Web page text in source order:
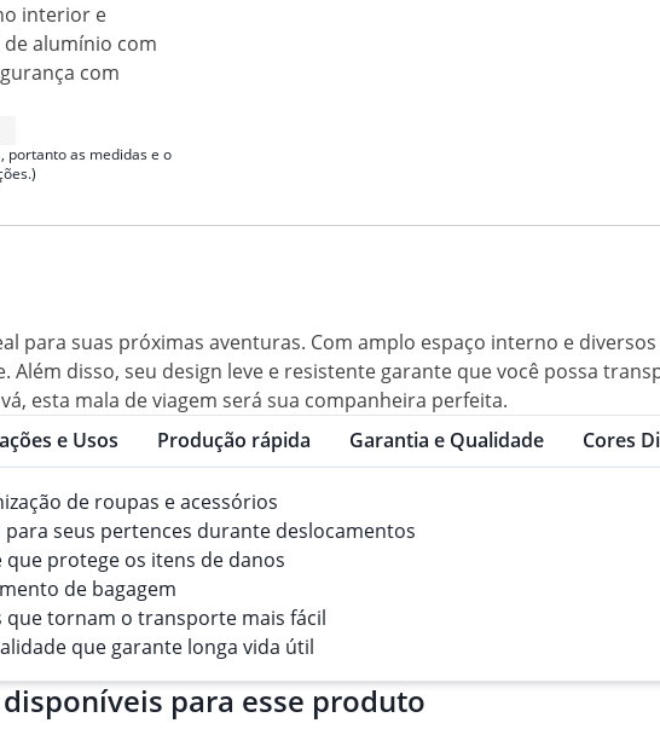
interior e
alumínio com
com
portanto as medidas e o
para suas próximas aventuras. Com amplo espaço interno e
Além disso, seu design leve e resistente garante que você possa
esta mala de viagem será sua companheira perfeita.
e Usos Produção rápida Garantia e Qualidade Cores
de roupas e acessórios
para seus pertences durante deslocamentos
protege os itens de danos
de bagagem
que tornam o transporte mais fácil
que garante longa vida útil
para esse produto